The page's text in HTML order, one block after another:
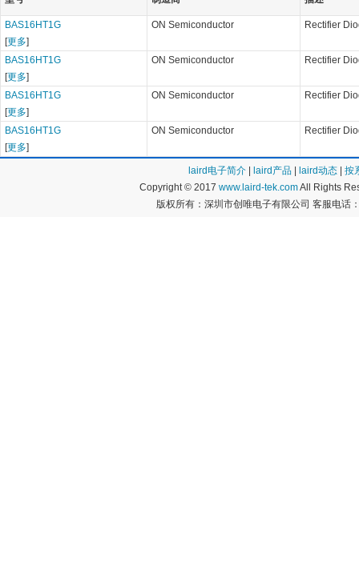
BAS16HT1G
[更多]
ON Semiconductor Rectifier
BAS16HT1G
[更多]
ON Semiconductor Rectifier
BAS16HT1G
[更多]
ON Semiconductor Rectifier
BAS16HT1G
[更多]
ON Semiconductor Rectifier
laird电子简介 laird产品 laird动态
按
Copyright © 2017 www.laird-tek.comAll Rights
版权所有：深圳市创唯电子有限公司 客服电话